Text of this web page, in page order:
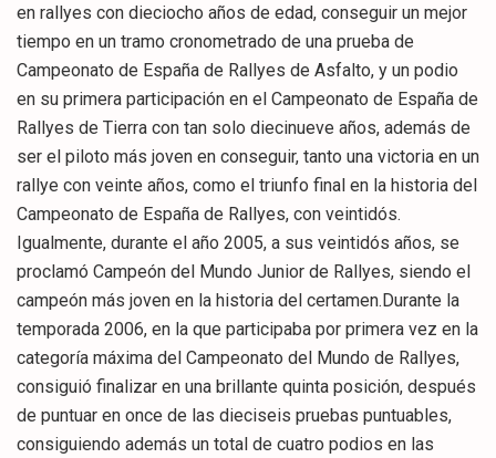
en rallyes con dieciocho años de edad, conseguir un mejor
tiempo en un tramo cronometrado de una prueba de
Campeonato de España de Rallyes de Asfalto, y un podio
en su primera participación en el Campeonato de España de
Rallyes de Tierra con tan solo diecinueve años, además de
ser el piloto más joven en conseguir, tanto una victoria en un
rallye con veinte años, como el triunfo final en la historia del
Campeonato de España de Rallyes, con veintidós.
Igualmente, durante el año 2005, a sus veintidós años, se
proclamó Campeón del Mundo Junior de Rallyes, siendo el
campeón más joven en la historia del certamen.Durante la
temporada 2006, en la que participaba por primera vez en la
categoría máxima del Campeonato del Mundo de Rallyes,
consiguió finalizar en una brillante quinta posición, después
de puntuar en once de las dieciseis pruebas puntuables,
consiguiendo además un total de cuatro podios en las